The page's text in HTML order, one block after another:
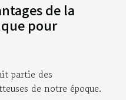
de la
pour
partie des
de notre époque.